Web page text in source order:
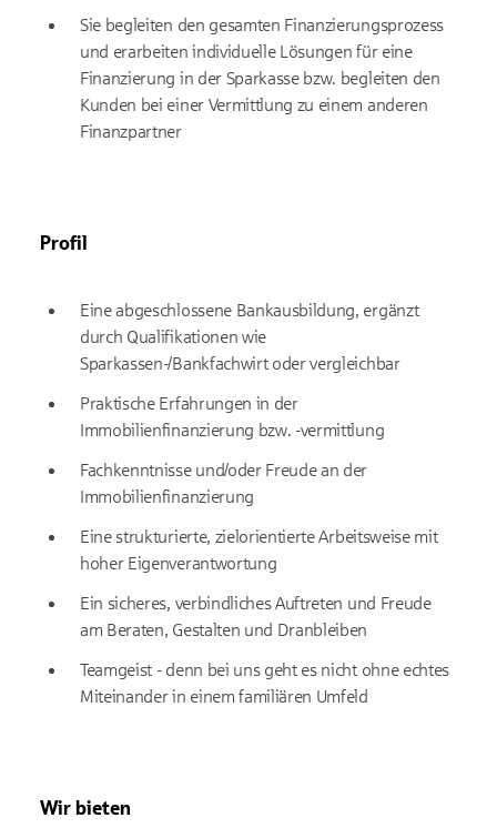
Sie begleiten den gesamten Finanzierungsprozess
und erarbeiten individuelle Lösungen für eine
Finanzierung in der Sparkasse bzw. begleiten den
Kunden bei einer Vermittlung zu einem anderen
Finanzpartner
Profil
Eine abgeschlossene Bankausbildung, ergänzt
durch Qualifikationen wie
Sparkassen-/Bankfachwirt oder vergleichbar
Praktische Erfahrungen in der
Immobilienfinanzierung bzw. -vermittlung
Fachkenntnisse und/oder Freude an der
Immobilienfinanzierung
Eine strukturierte, zielorientierte Arbeitsweise mit
hoher Eigenverantwortung
Ein sicheres, verbindliches Auftreten und Freude
am Beraten, Gestalten und Dranbleiben
Teamgeist - denn bei uns geht es nicht ohne echtes
Miteinander in einem familiären Umfeld
Wir bieten